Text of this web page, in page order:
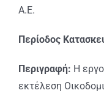
Α.Ε.
Περίοδος
Περιγραφή: Η
εκτέλεση